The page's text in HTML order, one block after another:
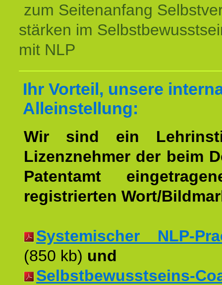
zum Seitenanfang
stärken im
mit NLP
Ihr Vorteil, unsere
Alleinstellung:
Wir sind ein
Lizenznehmer der beim
Patentamt
registrierten Wort/
Systemischer NLP-
(850 kb) und
Selbstbewusstseins-